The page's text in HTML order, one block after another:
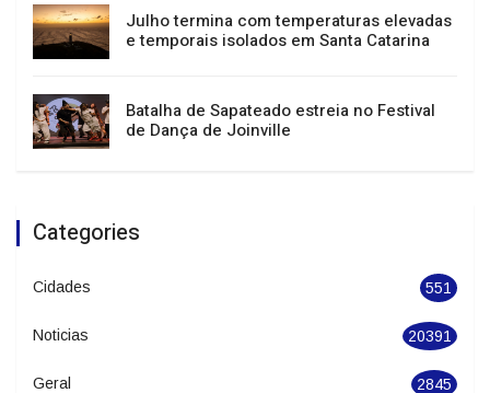
Sul, Sudeste e Centro-Oeste têm alerta
para tempestades e vendavais
Julho termina com temperaturas elevadas
e temporais isolados em Santa Catarina
de Dança de Joinville
Categories
Cidades 551